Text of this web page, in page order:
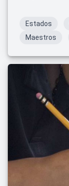
Estados
Maestros